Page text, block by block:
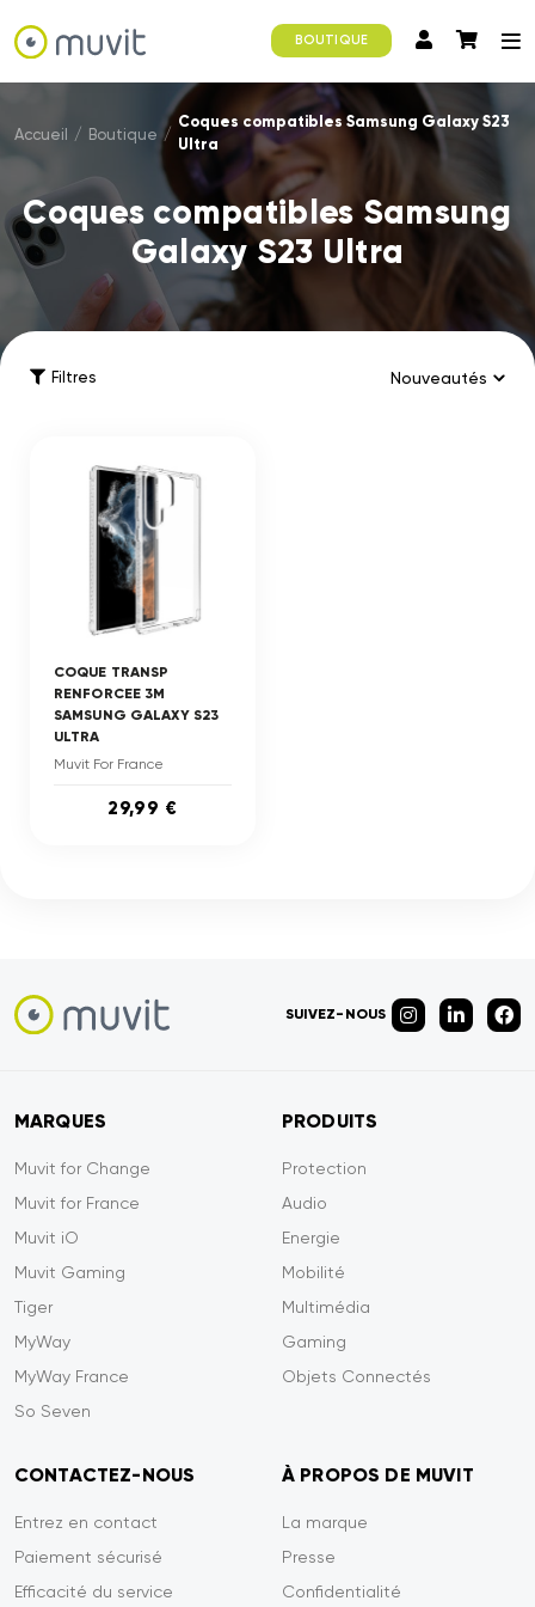
BOUTIQUE
Accueil / Boutique /
Coques compatibles Samsung Galaxy S23
Ultra
Coques compatibles Samsung
Galaxy S23 Ultra
Filtres
COQUE TRANSP
RENFORCEE 3M
SAMSUNG GALAXY S23
ULTRA
Muvit For France
29,99 €
SUIVEZ-NOUS
MARQUES
Muvit for Change
Muvit for France
Muvit iO
Muvit Gaming
Tiger
MyWay
MyWay France
So Seven
PRODUITS
Protection
Audio
Energie
Mobilité
Multimédia
Gaming
Objets Connectés
CONTACTEZ-NOUS
Entrez en contact
Paiement sécurisé
Efficacité du service
À PROPOS DE MUVIT
La marque
Presse
Confidentialité